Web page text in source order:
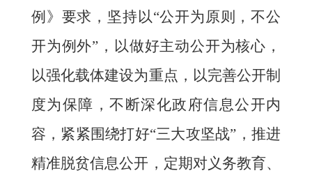
例 》要求，坚持以“公开为原则，不公
开为例外” ， 以做好主动公开为核心，
以强化载体建设为重点，以完善公开制
度为保障，不断深化政府信息公开内
容， 紧紧围绕打好“三大攻坚战”，推进
精准脱贫信息公开，定期对义务教育、